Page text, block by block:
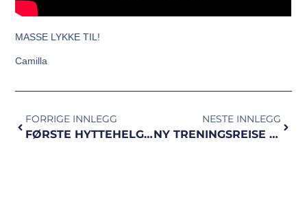
MASSE LYKKE TIL!
Camilla
FORRIGE INNLEGG
FØRSTE HYTTEHELG PÅ HAFJELL
NESTE INNLEGG
NY TRENINGSREISE I 2020!